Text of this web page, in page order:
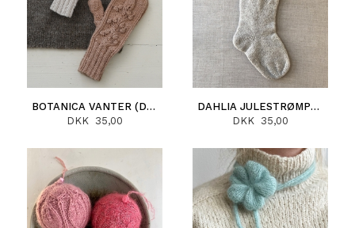
BOTANICA VANTER (DANSK)
DKK 35,00
DAHLIA JULESTRØMPE (DANSK)
DKK 35,00